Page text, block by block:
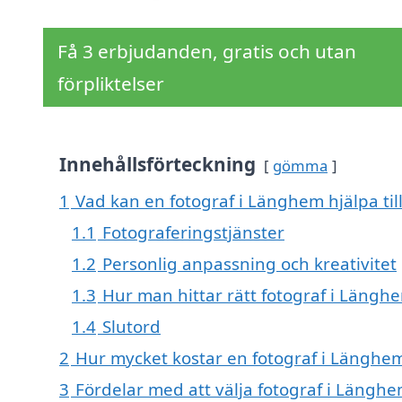
Få 3 erbjudanden, gratis och utan
förpliktelser
Innehållsförteckning gömma
1 Vad kan en fotograf i Länghem hjälpa
1.1 Fotograferingstjänster
1.2 Personlig anpassning och kreativitet
1.3 Hur man hittar rätt fotograf i
1.4 Slutord
2 Hur mycket kostar en fotograf i
3 Fördelar med att välja fotograf i